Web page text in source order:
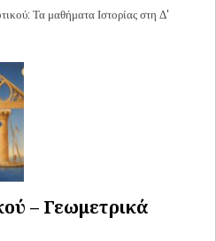
Τα μαθήματα Ιστορίας στη Δ'
– Γεωμετρικά